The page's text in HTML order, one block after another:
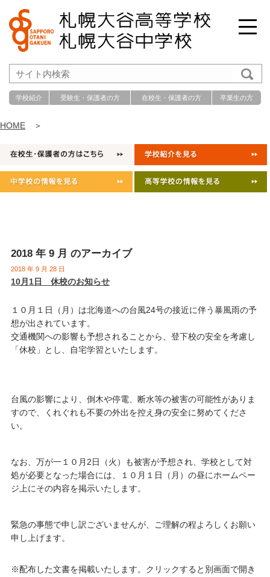
学校紹介 受験生・保護者の方 在校生・保護者の方 卒業生の方
HOME ＞
2018 年 9 月 のアーカイブ
2018 年 9 月 28 日
10月1日 休校のお知らせ
１０月１日（月）は北海道への台風24号の接近に伴う暴風雨の予
想が出されています。
交通機関への影響も予想されることから、登下校の安全を考慮し
「休校」とし、自宅学習といたします。
台風の影響により、倒木や停電、断水等の被害の可能性がありま
すので、くれぐれも不要の外出を控え身の安全に努めてくださ
い。
なお、万が一１０月2日（火）も被害が予想され、学校として対
処が必要となった場合には、１０月１日（月）の昼にホームペー
ジ上にその内容を掲示いたします。
緊急の事態で申し訳ございませんが、ご理解の程よろしくお願い
申し上げます。
※配布した文書を掲載いたします。クリックすると別画面で開き